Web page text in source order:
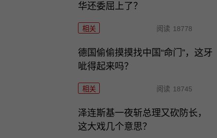
华还委屈上了？
相关 阅读 18778
德国偷偷摸摸找中国“命门”，这牙
呲得起来吗？
相关 阅读 18745
泽连斯基一夜斩总理又砍防长，
这大戏几个意思？